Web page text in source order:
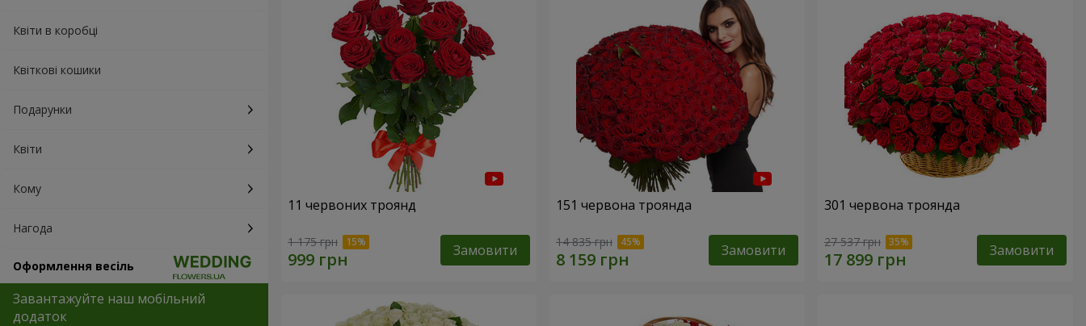
Квіти в коробці
Квіткові кошики
Подарунки
Квіти
Кому
Нагода
Оформлення весіль
Завантажуйте наш мобільний
додаток
11 червоних троянд
1 175 грн Замовити
151 червона троянда
14 835 грн Замовити
301 червона троянда
27 537 грн Замовити